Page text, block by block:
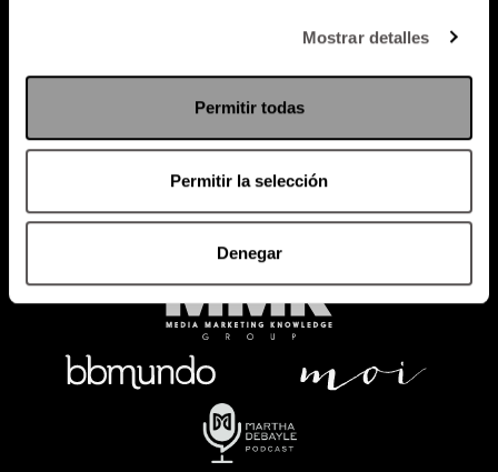
Mostrar detalles
Permitir todas
Permitir la selección
Denegar
Política de Privacidad
PODCAST RADIO MARTHA EVENTOS
SACA TU ID